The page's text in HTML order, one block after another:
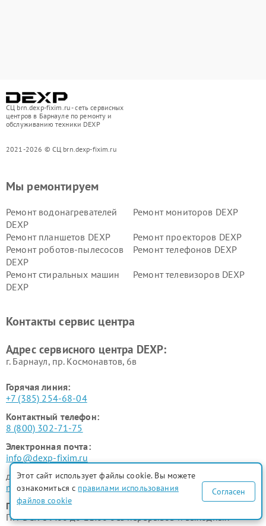
СЦ brn.dexp-fixim.ru - сеть сервисных
центров в Барнауле по ремонту и
обслуживанию техники DEXP
2021-2026 © СЦ brn.dexp-fixim.ru
Мы ремонтируем
Ремонт водонагревателей
DEXP
Ремонт мониторов DEXP
Ремонт планшетов DEXP
Ремонт проекторов DEXP
Ремонт роботов-пылесосов
DEXP
Ремонт телефонов DEXP
Ремонт стиральных машин
DEXP
Ремонт телевизоров DEXP
Ремонт серверов DEXP
Ремонт мини пк DEXP
Контакты сервис центра
Адрес сервисного центра DEXP:
г. Барнаул, ​пр. Космонавтов, 6в
Горячая линия:
+7 (385) 254-68-04
Контактный телефон:
8 (800) 302-71-75
Электронная почта:
info@dexp-fixim.ru
для юридических лиц
manager@fix-dexp.ru
График работы:
ПН-ВСК с 9:00 до 21:00 без перерывов и выходных
Этот сайт использует файлы cookie. Вы можете
ознакомиться с правилами использования
файлов cookie
Согласен